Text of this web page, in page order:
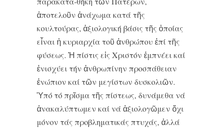
ἀποτελοῦν ἀνάχωμα κατά τῆς
κουλτούρας, ἀξιολογική βάσις τῆς ὁποίας
εἶναι ἡ κυριαρχία τοῦ ἀνθρώπου ἐπί τῆς
φύσεως. Ἡ πίστις εἰς Χριστόν ἐμπνέει καί
ἐνισχύει τήν ἀνθρωπίνην προσπάθειαν
ἐνώπιον καί τῶν μεγίστων δυσκολιῶν.
Ὑπό τό πρῖσμα τῆς πίστεως, δυνάμεθα νά
ἀνακαλύπτωμεν καί νά ἀξιολογῶμεν ὄχι
μόνον τάς προβληματικάς πτυχάς, ἀλλά